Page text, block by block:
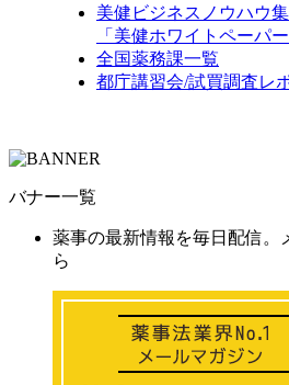
美健ビジネスノウハウ集
「美健ホワイトペーパー
全国薬務課一覧
都庁講習会/試買調査レ
バナー一覧
薬事の最新情報を毎日配信。
ら